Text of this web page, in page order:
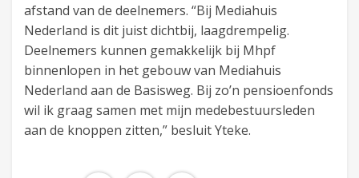
afstand van de deelnemers. “Bij Mediahuis
Nederland is dit juist dichtbij, laagdrempelig.
Deelnemers kunnen gemakkelijk bij Mhpf
binnenlopen in het gebouw van Mediahuis
Nederland aan de Basisweg. Bij zo’n pensioenfonds
wil ik graag samen met mijn medebestuursleden
aan de knoppen zitten,” besluit Yteke.